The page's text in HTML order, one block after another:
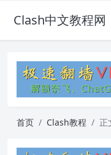
Clash中文教程网
首页 Clash教程 正